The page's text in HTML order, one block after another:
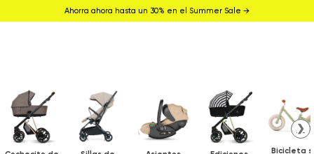
Ahorra ahora hasta un 30% en el Summer Sale →
Bicicleta
❯